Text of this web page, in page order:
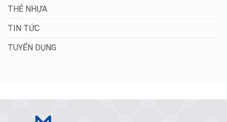
THẺ NHỰA
TIN TỨC
TUYỂN DỤNG